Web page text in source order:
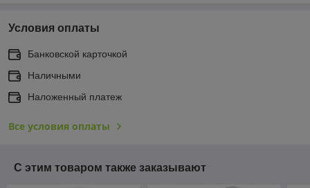
Условия оплаты
Банковской карточкой
Наличными
Наложенный платеж
Все условия оплаты
С этим товаром также заказывают